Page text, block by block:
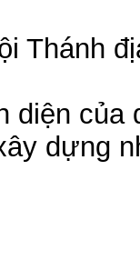
Thánh
diện
dựng